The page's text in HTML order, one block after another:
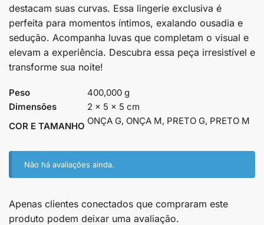
destacam suas curvas. Essa lingerie exclusiva é
perfeita para momentos íntimos, exalando ousadia e
sedução. Acompanha luvas que completam o visual e
elevam a experiência. Descubra essa peça irresistível e
transforme sua noite!
Peso
400,000 g
Dimensões
2 × 5 × 5 cm
COR E TAMANHO ONÇA G, ONÇA M, PRETO G, PRETO M
Não há avaliações ainda.
Apenas clientes conectados que compraram este
produto podem deixar uma avaliação.